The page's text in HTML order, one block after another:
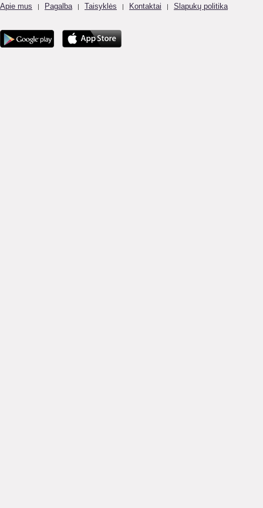
Apie mus | Pagalba | Taisyklės | Kontaktai | Slapukų politika